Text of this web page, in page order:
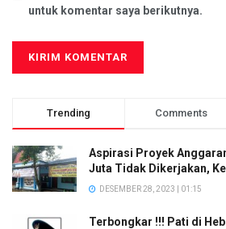
untuk komentar saya berikutnya.
Trending Comments
Aspirasi Proyek
Juta Tidak Dikerjakan,
DESEMBER 28, 2023 | 01:15
Terbongkar !!! Pati di